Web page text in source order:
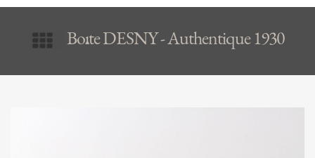
Boîte DESNY - Authentique 1930